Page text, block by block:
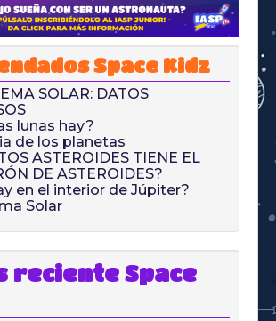
Space Kidz
SOLAR: DATOS
lunas hay?
de los planetas
ASTEROIDES TIENE EL
DE ASTEROIDES?
en el interior de Júpiter?
Solar
reciente Space